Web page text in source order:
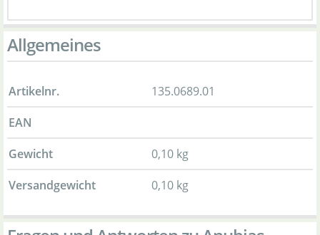
Allgemeines
Artikelnr.
135.0689.01
EAN
Gewicht
0,10 kg
Versandgewicht
0,10 kg